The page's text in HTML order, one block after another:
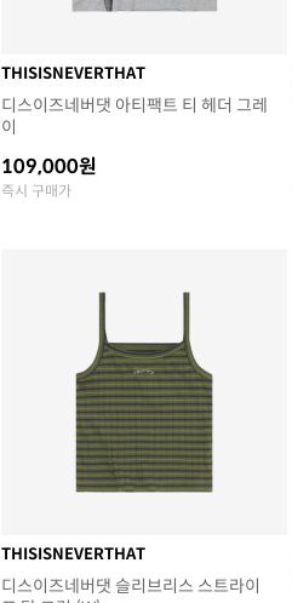
THISISNEVERTHAT
디스이즈네버댓 아티팩트 티 헤더 그레
이
109,000원
즉시 구매가
THISISNEVERTHAT
디스이즈네버댓 슬리브리스 스트라이